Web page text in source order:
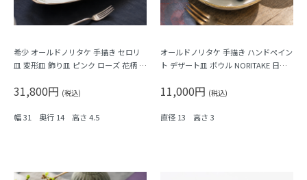
希少 オールドノリタケ 手描き セロリ
皿 変形皿 飾り皿 ピンク ローズ 花柄 N
31,800円 (税込)
幅 31 奥行 14 高さ 4.5
オールドノリタケ 手描き ハンドペイン
ト デザート皿 ボウル NORITAKE 日本
の花）B
11,000円 (税込)
直径 13 高さ 3